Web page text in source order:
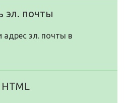
эл. почты
эл. почты в